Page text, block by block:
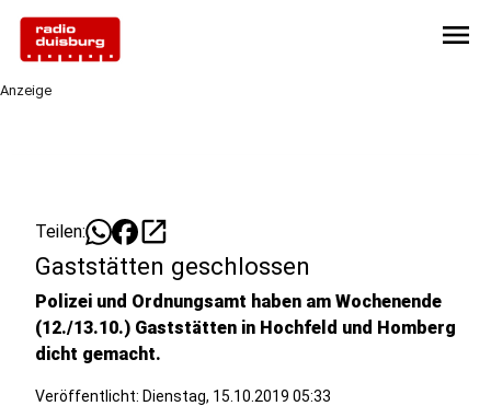
menu
Anzeige
Teilen: open_in_new
Gaststätten geschlossen
Polizei und Ordnungsamt haben am Wochenende
(12./13.10.) Gaststätten in Hochfeld und Homberg
dicht gemacht.
Veröffentlicht: Dienstag, 15.10.2019 05:33